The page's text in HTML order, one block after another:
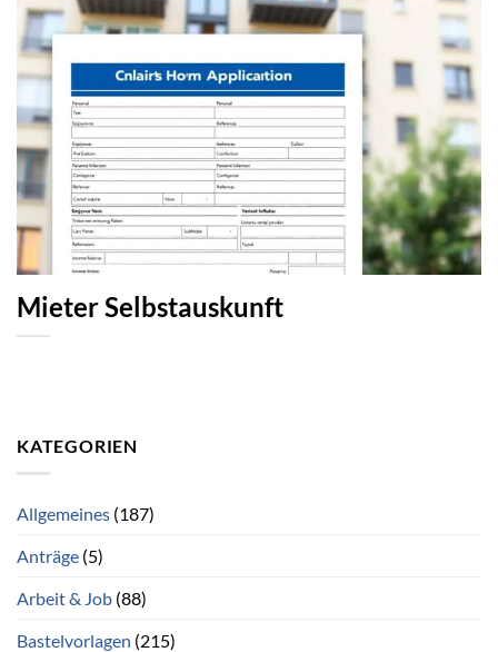
Mieter Selbstauskunft
KATEGORIEN
Allgemeines (187)
Anträge (5)
Arbeit & Job (88)
Bastelvorlagen (215)